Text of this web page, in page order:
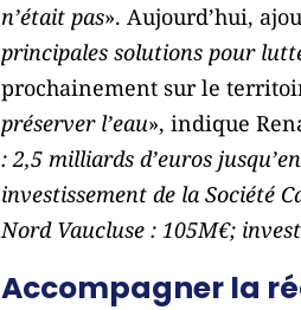
n’était pas». Aujourd’hui,
principales solutions pour
prochainement sur le
préserver l’eau», indique
: 2,5 milliards d’euros
investissement de la Société
Nord Vaucluse : 105M€;
Accompagner la